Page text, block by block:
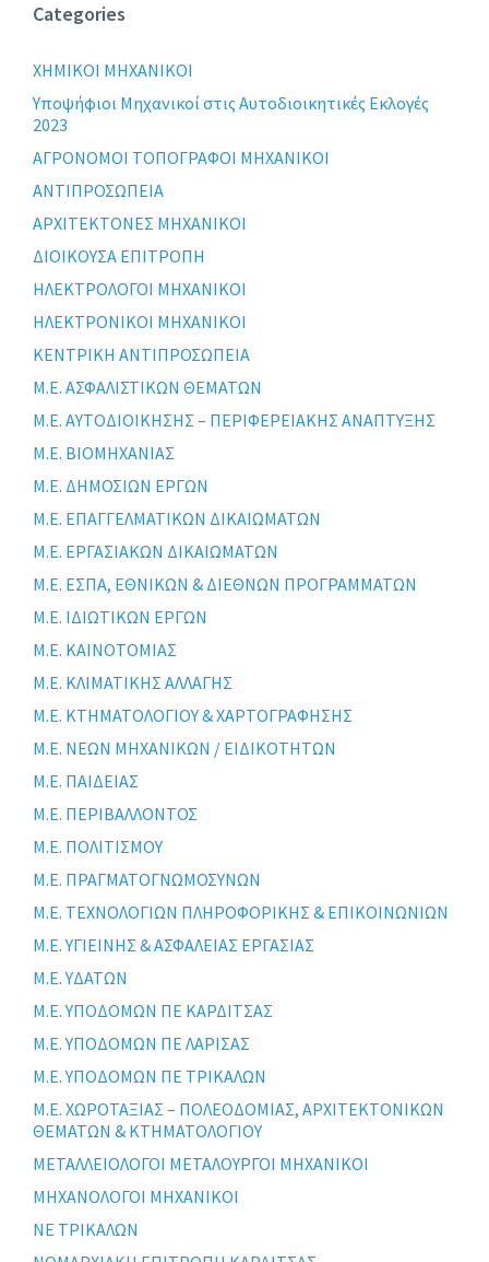
Categories
XHMIKOI MHXANIKOI
Yποψήφιοι Μηχανικοί στις Αυτοδιοικητικές Εκλογές
2023
ΑΓΡΟΝΟΜΟΙ ΤΟΠΟΓΡΑΦΟΙ ΜΗΧΑΝΙΚΟΙ
ΑΝΤΙΠΡΟΣΩΠΕΙΑ
ΑΡΧΙΤΕΚΤΟΝΕΣ ΜΗΧΑΝΙΚΟΙ
ΔΙΟΙΚΟΥΣΑ ΕΠΙΤΡΟΠΗ
ΗΛΕΚΤΡΟΛΟΓΟΙ ΜΗΧΑΝΙΚΟΙ
ΗΛΕΚΤΡΟΝΙΚΟΙ ΜΗΧΑΝΙΚΟΙ
ΚΕΝΤΡΙΚΗ ΑΝΤΙΠΡΟΣΩΠΕΙΑ
Μ.Ε. ΑΣΦΑΛΙΣΤΙΚΩΝ ΘΕΜΑΤΩΝ
Μ.Ε. ΑΥΤΟΔΙΟΙΚΗΣΗΣ – ΠΕΡΙΦΕΡΕΙΑΚΗΣ ΑΝΑΠΤΥΞΗΣ
Μ.Ε. ΒΙΟΜΗΧΑΝΙΑΣ
Μ.Ε. ΔΗΜΟΣΙΩΝ ΕΡΓΩΝ
Μ.Ε. ΕΠΑΓΓΕΛΜΑΤΙΚΩΝ ΔΙΚΑΙΩΜΑΤΩΝ
Μ.Ε. ΕΡΓΑΣΙΑΚΩΝ ΔΙΚΑΙΩΜΑΤΩΝ
Μ.Ε. ΕΣΠΑ, ΕΘΝΙΚΩΝ & ΔΙΕΘΝΩΝ ΠΡΟΓΡΑΜΜΑΤΩΝ
Μ.Ε. ΙΔΙΩΤΙΚΩΝ ΕΡΓΩΝ
Μ.Ε. ΚΑΙΝΟΤΟΜΙΑΣ
Μ.Ε. ΚΛΙΜΑΤΙΚΗΣ ΑΛΛΑΓΗΣ
Μ.Ε. ΚΤΗΜΑΤΟΛΟΓΙΟΥ & ΧΑΡΤΟΓΡΑΦΗΣΗΣ
Μ.Ε. ΝΕΩΝ ΜΗΧΑΝΙΚΩΝ / ΕΙΔΙΚΟΤΗΤΩΝ
Μ.Ε. ΠΑΙΔΕΙΑΣ
Μ.Ε. ΠΕΡΙΒΑΛΛΟΝΤΟΣ
Μ.Ε. ΠΟΛΙΤΙΣΜΟΥ
Μ.Ε. ΠΡΑΓΜΑΤΟΓΝΩΜΟΣΥΝΩΝ
Μ.Ε. ΤΕΧΝΟΛΟΓΙΩΝ ΠΛΗΡΟΦΟΡΙΚΗΣ & ΕΠΙΚΟΙΝΩΝΙΩΝ
Μ.Ε. ΥΓΙΕΙΝΗΣ & ΑΣΦΑΛΕΙΑΣ ΕΡΓΑΣΙΑΣ
Μ.Ε. ΥΔΑΤΩΝ
Μ.Ε. ΥΠΟΔΟΜΩΝ ΠΕ ΚΑΡΔΙΤΣΑΣ
Μ.Ε. ΥΠΟΔΟΜΩΝ ΠΕ ΛΑΡΙΣΑΣ
Μ.Ε. ΥΠΟΔΟΜΩΝ ΠΕ ΤΡΙΚΑΛΩΝ
Μ.Ε. ΧΩΡΟΤΑΞΙΑΣ – ΠΟΛΕΟΔΟΜΙΑΣ, ΑΡΧΙΤΕΚΤΟΝΙΚΩΝ
ΘΕΜΑΤΩΝ & ΚΤΗΜΑΤΟΛΟΓΙΟΥ
ΜΕΤΑΛΛΕΙΟΛΟΓΟΙ ΜΕΤΑΛΟΥΡΓΟΙ ΜΗΧΑΝΙΚΟΙ
ΜΗΧΑΝΟΛΟΓΟΙ ΜΗΧΑΝΙΚΟΙ
ΝΕ ΤΡΙΚΑΛΩΝ